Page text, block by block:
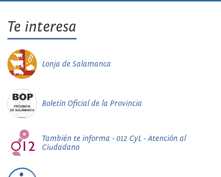
Te interesa
Lonja de Salamanca
Boletín Oficial de la Provincia
También te informa - 012 CyL - Atención al
Ciudadano